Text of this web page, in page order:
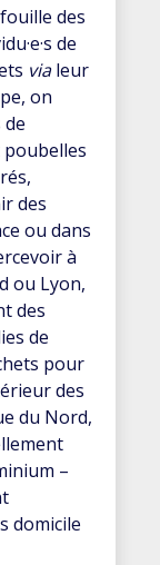
des
de
vialeur
on
poubelles
des
ou dans
à
ou Lyon,
des
de
pour
des
du Nord,
–
domicile